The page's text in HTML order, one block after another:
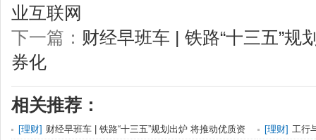
业互联网
下一篇： 财经早班车 | 铁路“十三五”规
券化
相关推荐：
[理财] 财经早班车 | 铁路“十三五”规划出炉 将推动优质资
[理财] 工行